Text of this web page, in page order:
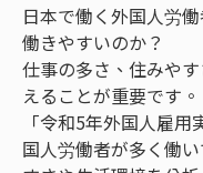
日本で働く外国人労
働きやすいのか？
仕事の多さ、住みや
えることが重要です。
「令和5年外国人雇
国人労働者が多く働